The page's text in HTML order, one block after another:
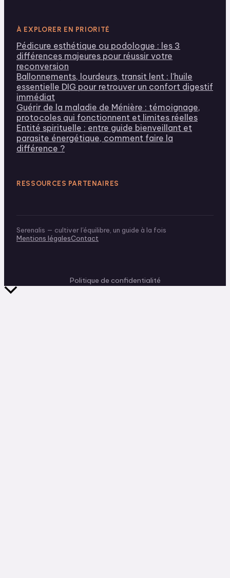
À EXPLORER EN PRIORITÉ
Pédicure esthétique ou podologue : les 3
différences majeures pour réussir votre
reconversion
Ballonnements, lourdeurs, transit lent : l'huile
essentielle DIG pour retrouver un confort digestif
immédiat
Guérir de la maladie de Ménière : témoignage,
protocoles qui fonctionnent et limites réelles
Entité spirituelle : entre guide bienveillant et
parasite énergétique, comment faire la
différence ?
RESSOURCES PARTENAIRES
Serenalis — cultiver l'équilibre, un guide à la fois
Mentions légalesContact
Politique de confidentialité